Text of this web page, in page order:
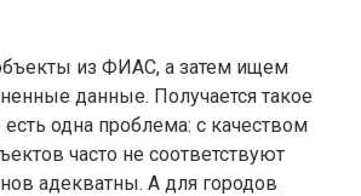
из ФИАС, а затем ищем
данные. Получается такое
одна проблема: с качеством
часто не соответствуют
адекватны. А для городов